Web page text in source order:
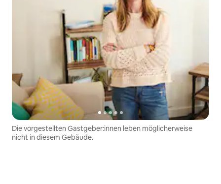
Die vorgestellten Gastgeber:innen leben möglicherweise
nicht in diesem Gebäude.